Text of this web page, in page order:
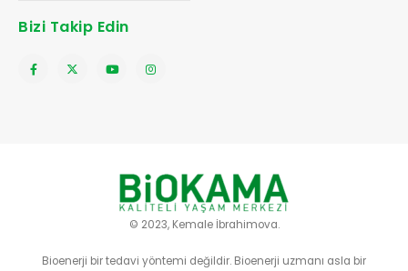
Bizi Takip Edin
© 2023, Kemale İbrahimova.
Bioenerji bir tedavi yöntemi değildir. Bioenerji uzmanı asla bir